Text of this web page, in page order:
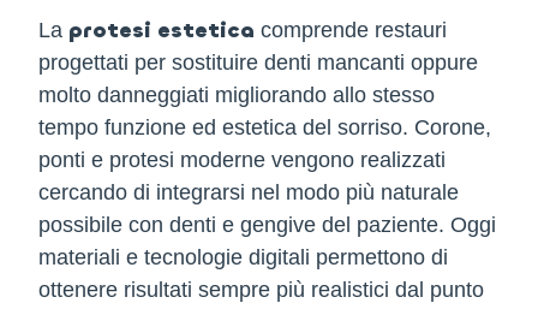
La protesi estetica comprende restauri
progettati per sostituire denti mancanti oppure
molto danneggiati migliorando allo stesso
tempo funzione ed estetica del sorriso. Corone,
ponti e protesi moderne vengono realizzati
cercando di integrarsi nel modo più naturale
possibile con denti e gengive del paziente. Oggi
materiali e tecnologie digitali permettono di
ottenere risultati sempre più realistici dal punto